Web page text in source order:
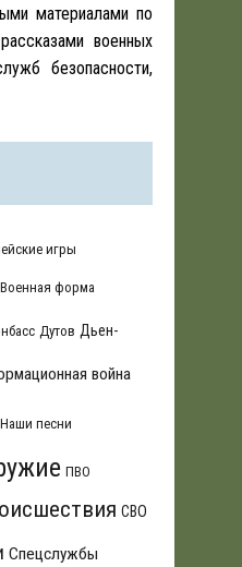
материалами по
военных
безопасности,
игры
Военная форма
Дутов Дьен-
война
Наши песни
ПВО
СВО
Спецслужбы